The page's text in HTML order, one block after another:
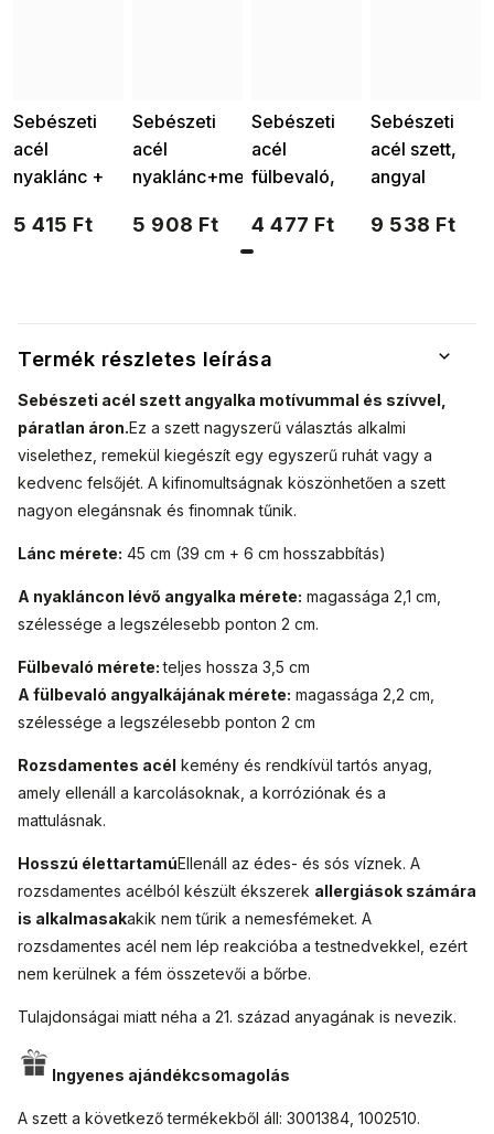
Termék részletes leírása
Sebészeti acél szett angyalka motívummal és szívvel,
páratlan áron.Ez a szett nagyszerű választás alkalmi
viselethez, remekül kiegészít egy egyszerű ruhát vagy a
kedvenc felsőjét. A kifinomultságnak köszönhetően a szett
nagyon elegánsnak és finomnak tűnik.
Lánc mérete: 45 cm (39 cm + 6 cm hosszabbítás)
A nyakláncon lévő angyalka mérete: magassága 2,1 cm,
szélessége a legszélesebb ponton 2 cm.
Fülbevaló mérete: teljes hossza 3,5 cm
A fülbevaló angyalkájának mérete: magassága 2,2 cm,
szélessége a legszélesebb ponton 2 cm
Rozsdamentes acél kemény és rendkívül tartós anyag,
amely ellenáll a karcolásoknak, a korróziónak és a
mattulásnak.
Hosszú élettartamúEllenáll az édes- és sós víznek. A
rozsdamentes acélból készült ékszerek allergiások számára
is alkalmasakakik nem tűrik a nemesfémeket. A
rozsdamentes acél nem lép reakcióba a testnedvekkel, ezért
nem kerülnek a fém összetevői a bőrbe.
Tulajdonságai miatt néha a 21. század anyagának is nevezik.
Ingyenes ajándékcsomagolás
A szett a következő termékekből áll: 3001384, 1002510.
Sebészeti
acél
nyaklánc +
angyal
5 415 Ft
Sebészeti
acél
nyaklánc+medál,
szívecskével
5 908 Ft
Sebészeti
acél
fülbevaló,
szívecskével
1002510
4 477 Ft
Sebészeti
acél szett,
angyal
cirkónia
9 538 Ft